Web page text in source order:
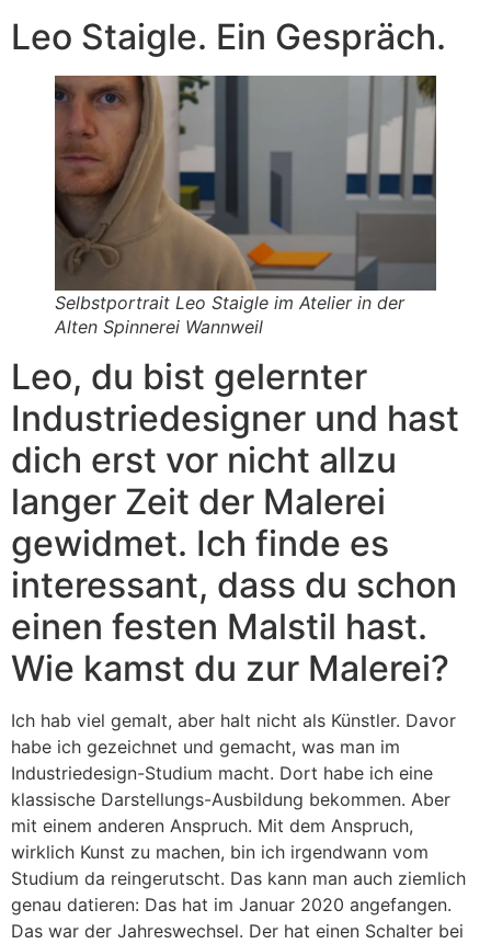
Leo Staigle. Ein Gespräch.
Selbstportrait Leo Staigle im Atelier in der
Alten Spinnerei Wannweil
Leo, du bist gelernter
Industriedesigner und hast
dich erst vor nicht allzu
langer Zeit der Malerei
gewidmet. Ich finde es
interessant, dass du schon
einen festen Malstil hast.
Wie kamst du zur Malerei?
Ich hab viel gemalt, aber halt nicht als Künstler. Davor
habe ich gezeichnet und gemacht, was man im
Industriedesign-Studium macht. Dort habe ich eine
klassische Darstellungs-Ausbildung bekommen. Aber
mit einem anderen Anspruch. Mit dem Anspruch,
wirklich Kunst zu machen, bin ich irgendwann vom
Studium da reingerutscht. Das kann man auch ziemlich
genau datieren: Das hat im Januar 2020 angefangen.
Das war der Jahreswechsel. Der hat einen Schalter bei